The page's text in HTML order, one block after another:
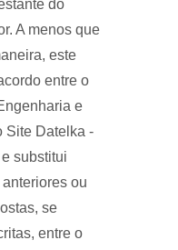
do
A menos que
este
entre o
e
Site Datelka -
substitui
ou
se
entre o